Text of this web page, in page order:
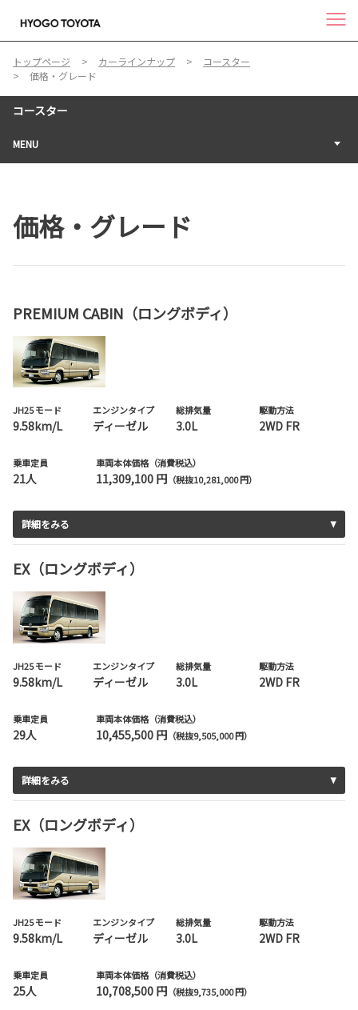
トップページ カーラインナップ
コースター
価格・グレード
コースター
MENU
価格・グレード
PREMIUM CABIN（ロングボディ）
JH25 モード
9.58km/L
エンジンタイプ
ディーゼル
総排気量
3.0L
駆動方法
2WD FR
乗車定員
21人
車両本体価格（消費税込）
11,309,100 円（税抜10,281,000 円）
詳細をみる
EX（ロングボディ）
JH25 モード
9.58km/L
エンジンタイプ
ディーゼル
総排気量
3.0L
駆動方法
2WD FR
乗車定員
29人
車両本体価格（消費税込）
10,455,500 円 （税抜9,505,000 円）
詳細をみる
EX（ロングボディ）
JH25 モード
9.58km/L
エンジンタイプ
ディーゼル
総排気量
3.0L
駆動方法
2WD FR
乗車定員
25人
車両本体価格（消費税込）
10,708,500 円 （税抜9,735,000 円）